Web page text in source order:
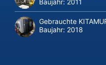
Gebrauchte
Baujahr: 2018